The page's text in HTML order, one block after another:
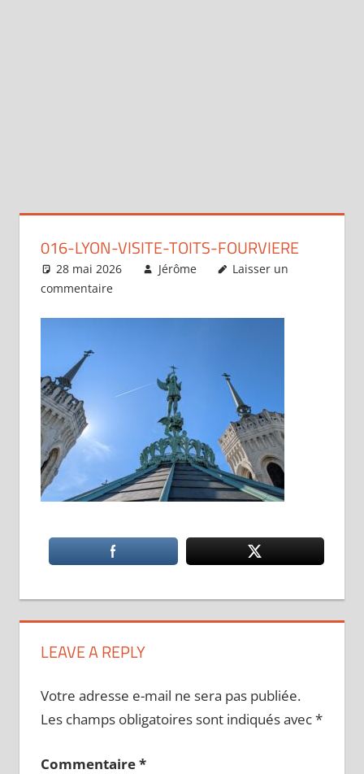
016-LYON-VISITE-TOITS-FOURVIERE
28 mai 2026 Jérôme
Laisser un
commentaire
LEAVE A REPLY
Votre adresse e-mail ne sera pas publiée.
Les champs obligatoires sont indiqués avec*
Commentaire*